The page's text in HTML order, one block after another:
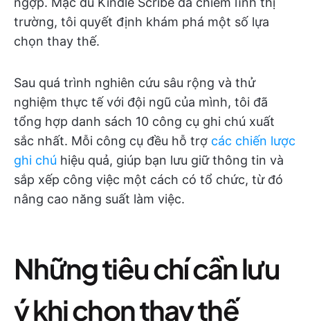
trường, tôi quyết định khám phá một số lựa
chọn thay thế.
Sau quá trình nghiên cứu sâu rộng và thử
nghiệm thực tế với đội ngũ của mình, tôi đã
tổng hợp danh sách 10 công cụ ghi chú xuất
sắc nhất. Mỗi công cụ đều hỗ trợ các chiến lược
ghi chú hiệu quả, giúp bạn lưu giữ thông tin và
sắp xếp công việc một cách có tổ chức, từ đó
nâng cao năng suất làm việc.
Những tiêu chí cần lưu
ý khi chọn thay thế